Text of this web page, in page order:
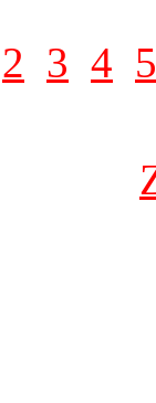
2 3 4 5